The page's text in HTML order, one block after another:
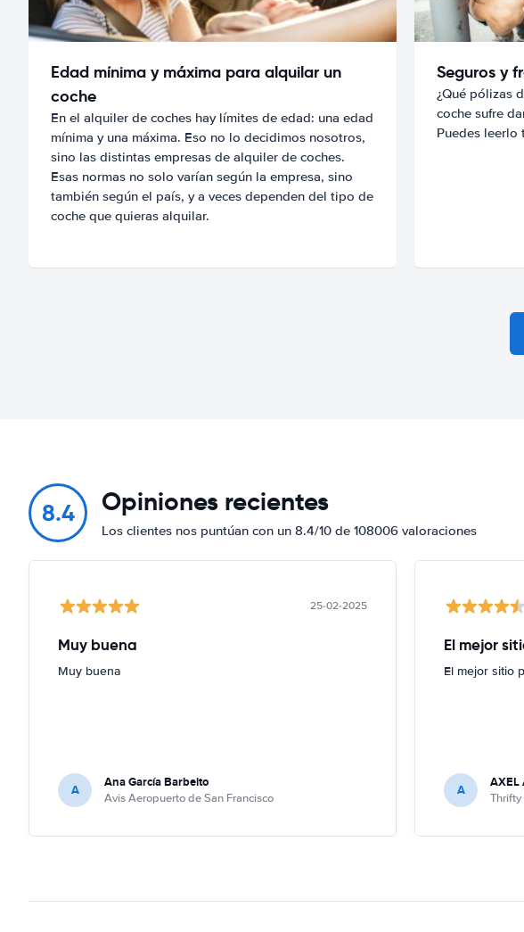
Edad mínima y máxima para alquilar un
coche
En el alquiler de coches hay límites de edad: una edad
mínima y una máxima. Eso no lo decidimos nosotros,
sino las distintas empresas de alquiler de coches.
Esas normas no solo varían según la empresa, sino
también según el país, y a veces dependen del tipo de
coche que quieras alquilar.
Seguros y
¿Qué pólizas
coche sufre
Puedes leerlo
8.4 Opiniones recientes
Los clientes nos puntúan con un 8.4/10 de 108006 valoraciones
25-02-2025
Muy buena
Muy buena
A Ana García Barbeito
Avis Aeropuerto de San Francisco
El mejor
El mejor sitio
A AXEL